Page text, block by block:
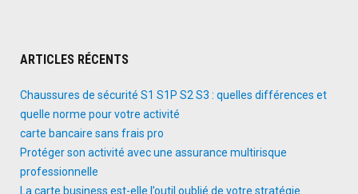
ARTICLES RÉCENTS
Chaussures de sécurité S1 S1P S2 S3 : quelles différences et
quelle norme pour votre activité
carte bancaire sans frais pro
Protéger son activité avec une assurance multirisque
professionnelle
La carte business est-elle l’outil oublié de votre stratégie